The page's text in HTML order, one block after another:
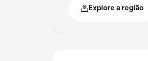
Explore a região